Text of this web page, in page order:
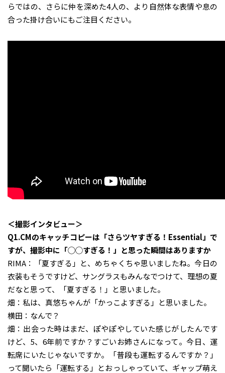
らではの、さらに仲を深めた4人の、より自然体な表情や息の
合った掛け合いにもご注目ください。
＜撮影インタビュー＞
Q1.CMのキャッチコピーは「さらツヤすぎる！Essential」で
すが、撮影中に「◯◯すぎる！」と思った瞬間はありますか
RIMA：「夏すぎる」と、めちゃくちゃ思いましたね。今日の
衣装もそうですけど、サングラスもみんなでつけて、理想の夏
だなと思って、「夏すぎる！」と思いました。
畑：私は、真悠ちゃんが「かっこよすぎる」と思いました。
横田：なんで？
畑：出会った時はまだ、ぽやぽやしていた感じがしたんです
けど、5、6年前ですか？すごいお姉さんになって。今日、運
転席にいたじゃないですか。「普段も運転するんですか？」
って聞いたら「運転する」とおっしゃっていて、ギャップ萌え